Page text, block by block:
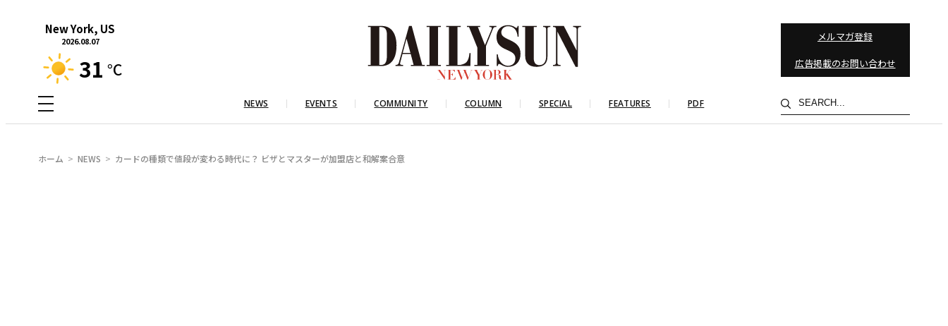
New York, US
2026.08.07
31 °C
メルマガ登録
広告掲載のお問い合わせ
NEWS EVENTS COMMUNITY COLUMN SPECIAL FEATURES PDF
検
索
ホーム NEWS カードの種類で値段が変わる時代に？ ビザとマスターが加盟店と和解案合意